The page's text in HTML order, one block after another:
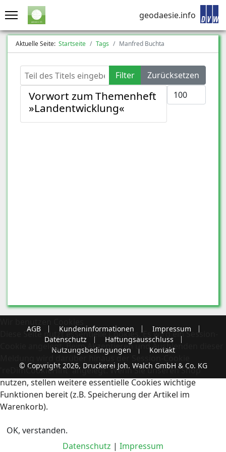
geodaesie.info
Aktuelle Seite: Startseite Tags Manfred Buchta
Teil des Titels eingeben Filter
Zurücksetzen
Anzeige #
Vorwort zum Themenheft
»Landentwicklung«
AGB Kundeninformationen
Impressum
Datenschutz
Haftungsausschluss
Nutzungsbedingungen
Kontakt
© Copyright 2026, Druckerei Joh. Walch GmbH & Co. KG
Diese Seite nutzt essentielle Cookies. Es wird ein Session-
Cookie angelegt. Beim Akzeptieren und Ausblenden dieser
Meldung wird darüber hinaus der Session-Cookie
'reDimCookieHint' angelegt. Wenn Sie unseren Shop
nutzen, stellen weitere essentielle Cookies wichtige
Funktionen bereit (z.B. Speicherung der Artikel im
Warenkorb).
OK, verstanden.
Datenschutz | Impressum